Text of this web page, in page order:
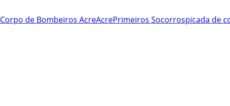
Corpo de Bombeiros AcreAcrePrimeiros Socorrospicada de